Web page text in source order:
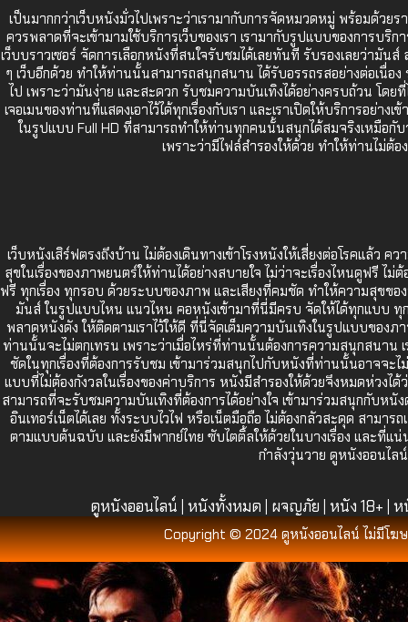
เป็นมากกว่าเว็บหนังมั่วไปเพราะว่าเรามากับการจัดหมวดหมู่ พร้อมด้ว
ควรพลาดที่จะเข้ามามใช้บริการเว็บของเรา เรามากับรูปแบบของการบริ
เว็บบราวเซอร์ จัดการเลือกหนังที่สนใจรับชมได้เลยทันที รับรองเลยว่ามั
ๆ เว็บอีกด้วย ทำให้ท่านนั้นสามารถสนุกสนาน ได้รับอรรถรสอย่างต่อเนื่
ไป เพราะว่ามันง่าย และสะดวก รับชมความบันเทิงได้อย่างครบถ้วน โดย
เจอเมนของท่านที่แสดงเอาไว้ได้ทุกเรื่องกับเรา และเราเปิดให้บริการอย่
ในรูปแบบ Full HD ที่สามารถทำให้ท่านทุกคนนั้นสนุกได้สมจริงเหมือกับ
เพราะว่ามีไฟล์สำรองให้ด้วย ทำให้ท่านไม่ต้อ
เว็บหนังเสิร์ฟตรงถึงบ้าน ไม่ต้องเดินทางเข้าโรงหนังให้เสี่ยงต่อโรคแล้ว
สุขในเรื่องของภาพยนตร์ให้ท่านได้อย่างสบายใจ ไม่ว่าจะเรื่องไหนดูฟรี ไม่
ฟรี ทุกเรื่อง ทุกรอบ ด้วยระบบของภาพ และเสียงที่คมชัด ทำให้ความสุขขอ
มันส์ ในรูปแบบไหน แนวไหน คอหนังเข้ามาที่นี่มีครบ จัดให้ได้ทุกแบบ ทุ
พลาดหนังดัง ให้ติดตามเราไว้ให้ดี ที่นี่จัดเต็มความบันเทิงในรูปแบบของ
ท่านนั้นจะไม่ตกเทรน เพราะว่าเมื่อไหร่ที่ท่านนั้นต้องการความสนุกสนาน
ชัดในทุกเรื่องที่ต้องการรับชม เข้ามาร่วมสนุกไปกับหนังที่ท่านนั้นอาจจะไ
แบบที่ไม่ต้องกังวลในเรื่องของค่าบริการ หนังมีสำรองให้ด้วยจึงหมดห่วงไ
สามารถที่จะรับชมความบันเทิงที่ต้องการได้อย่างใจ เข้ามาร่วมสนุกกับห
อินเทอร์เน็ตได้เลย ทั้งระบบไวไฟ หรือเน็ตมือถือ ไม่ต้องกลัวสะดุด สาม
ตามแบบต้นฉบับ และยังมีพากย์ไทย ซับไตติ้ลให้ด้วยในบางเรื่อง และที่แ
กำลังวุ่นวาย ดูหนังออนไล
ดูหนังออนไลน์ หนังทั้งหมด ผจญภัย หนัง 18+ ห
Copyright © 2024 ดูหนังออนไลน์ ไม่มีโฆ